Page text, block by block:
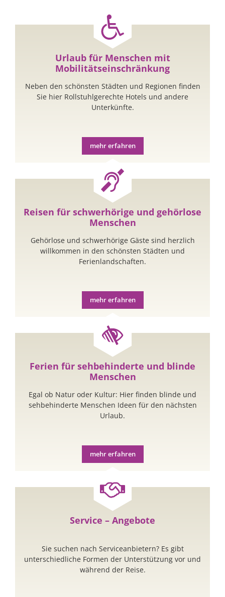
Urlaub für Menschen mit
Mobilitätseinschränkung
Neben den schönsten Städten und Regionen finden
Sie hier Rollstuhlgerechte Hotels und andere
Unterkünfte.
mehr erfahren
Reisen für schwerhörige und gehörlose
Menschen
Gehörlose und schwerhörige Gäste sind herzlich
willkommen in den schönsten Städten und
Ferienlandschaften.
mehr erfahren
Ferien für sehbehinderte und blinde
Menschen
Egal ob Natur oder Kultur: Hier finden blinde und
sehbehinderte Menschen Ideen für den nächsten
Urlaub.
mehr erfahren
Service – Angebote
Sie suchen nach Serviceanbietern? Es gibt
unterschiedliche Formen der Unterstützung vor und
während der Reise.